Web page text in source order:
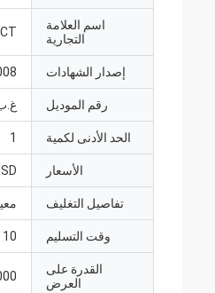
اسم العلامة
التجارية
إصدار الشهادات
رقم الموديل
الحد الأدنى لكمية 1
الأسعار
تفاصيل التغليف
وقت التسليم 10
القدرة على
العرض